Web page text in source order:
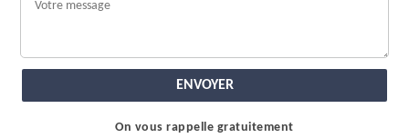
On vous rappelle gratuitement